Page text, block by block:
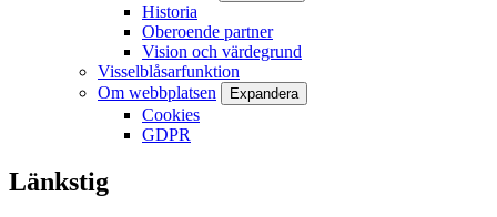
Historia
Oberoende partner
Vision och värdegrund
Visselblåsarfunktion
Om webbplatsen
Expandera
Cookies
GDPR
Länkstig